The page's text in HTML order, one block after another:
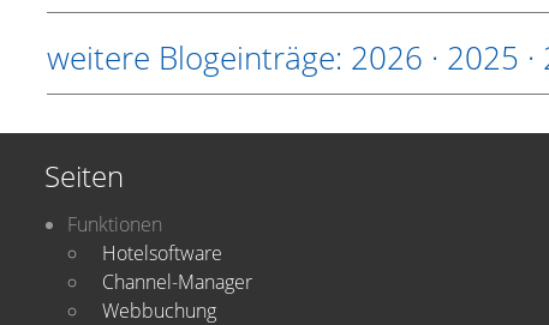
weitere Blogeinträge: 2026 · 2025 ·
Seiten
Funktionen
Hotelsoftware
Channel-Manager
Webbuchung